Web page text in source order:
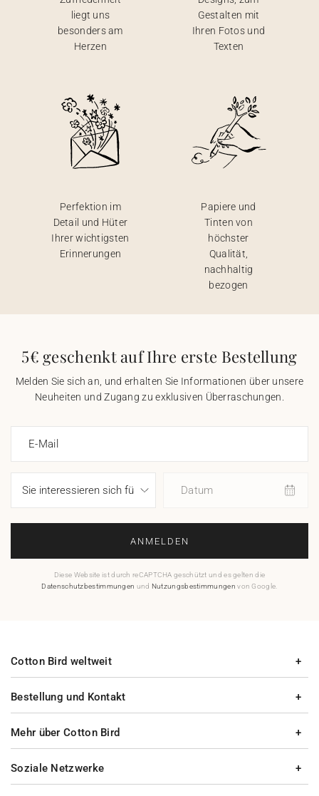
liegt uns
besonders am
Herzen
Gestalten mit
Ihren Fotos und
Texten
Perfektion im
Detail und Hüter
Ihrer wichtigsten
Erinnerungen
Papiere und
Tinten von
höchster
Qualität,
nachhaltig
bezogen
5€ geschenkt auf Ihre erste Bestellung
Melden Sie sich an, und erhalten Sie Informationen über unsere
Neuheiten und Zugang zu exklusiven Überraschungen.
E-Mail
Datum
ANMELDEN
Diese Website ist durch reCAPTCHA geschützt und es gelten die
Datenschutzbestimmungen und Nutzungsbestimmungen von Google.
Bestellung und Kontakt
Mehr über Cotton Bird
Cotton Bird weltweit
Soziale Netzwerke